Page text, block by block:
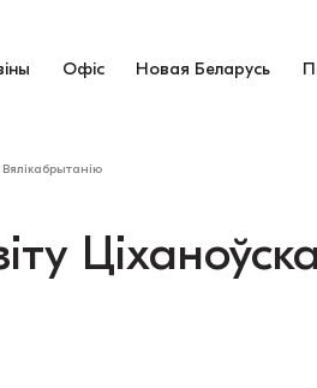
Офіс Новая Беларусь
Вялікабрытанію